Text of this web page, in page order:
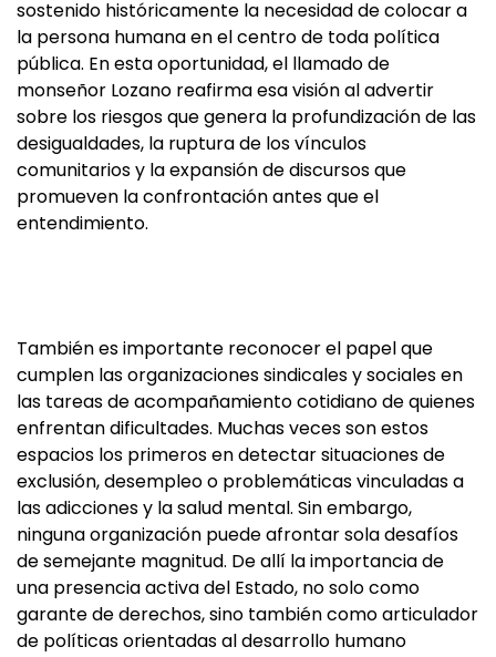
sostenido históricamente la necesidad de colocar a
la persona humana en el centro de toda política
pública. En esta oportunidad, el llamado de
monseñor Lozano reafirma esa visión al advertir
sobre los riesgos que genera la profundización de las
desigualdades, la ruptura de los vínculos
comunitarios y la expansión de discursos que
promueven la confrontación antes que el
entendimiento.
También es importante reconocer el papel que
cumplen las organizaciones sindicales y sociales en
las tareas de acompañamiento cotidiano de quienes
enfrentan dificultades. Muchas veces son estos
espacios los primeros en detectar situaciones de
exclusión, desempleo o problemáticas vinculadas a
las adicciones y la salud mental. Sin embargo,
ninguna organización puede afrontar sola desafíos
de semejante magnitud. De allí la importancia de
una presencia activa del Estado, no solo como
garante de derechos, sino también como articulador
de políticas orientadas al desarrollo humano